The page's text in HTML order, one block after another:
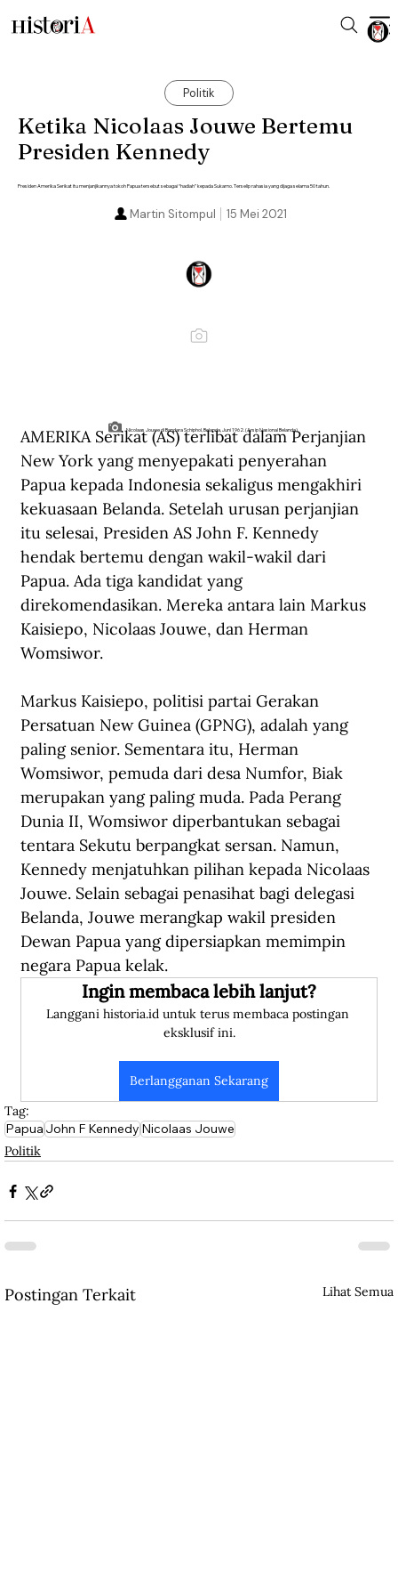
Politik
Ketika Nicolaas Jouwe Bertemu
Presiden Kennedy
Presiden Amerika Serikat itu menjanjikannya tokoh Papua tersebut sebagai “hadiah” kepada Sukarno. Terselip rahasia yang dijaga selama 50 tahun.
15 Mei 2021
Martin Sitompul
Nicolaas Jouwe di Bandara Schiphol, Belanda, Juni 1962. (Arsip Nasional Belanda).
AMERIKA Serikat (AS) terlibat dalam Perjanjian
New York yang menyepakati penyerahan
Papua kepada Indonesia sekaligus mengakhiri
kekuasaan Belanda. Setelah urusan perjanjian
itu selesai, Presiden AS John F. Kennedy
hendak bertemu dengan wakil-wakil dari
Papua. Ada tiga kandidat yang
direkomendasikan. Mereka antara lain Markus
Kaisiepo, Nicolaas Jouwe, dan Herman
Womsiwor.
Markus Kaisiepo, politisi partai Gerakan
Persatuan New Guinea (GPNG), adalah yang
paling senior. Sementara itu, Herman
Womsiwor, pemuda dari desa Numfor, Biak
merupakan yang paling muda. Pada Perang
Dunia II, Womsiwor diperbantukan sebagai
tentara Sekutu berpangkat sersan. Namun,
Kennedy menjatuhkan pilihan kepada Nicolaas
Jouwe. Selain sebagai penasihat bagi delegasi
Belanda, Jouwe merangkap wakil presiden
Dewan Papua yang dipersiapkan memimpin
negara Papua kelak.
Ingin membaca lebih lanjut?
Langgani historia.id untuk terus membaca postingan
eksklusif ini.
Berlangganan Sekarang
Tag:
PapuaJohn F KennedyNicolaas Jouwe
Politik
Postingan Terkait Lihat Semua